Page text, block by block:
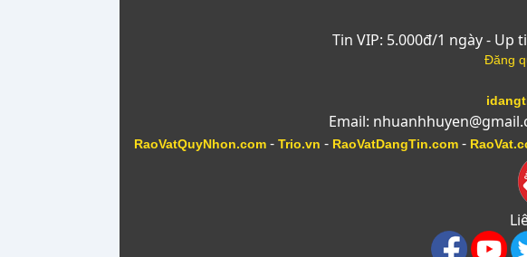
Tin VIP: 5.000đ/1 ngày - Up
Đăng
Email:
RaoVatQuyNhon.com - Trio.vn - RaoVatDangTin.com -